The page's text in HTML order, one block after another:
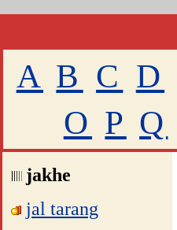
A B C D
O P Q
jakhe
jal tarang